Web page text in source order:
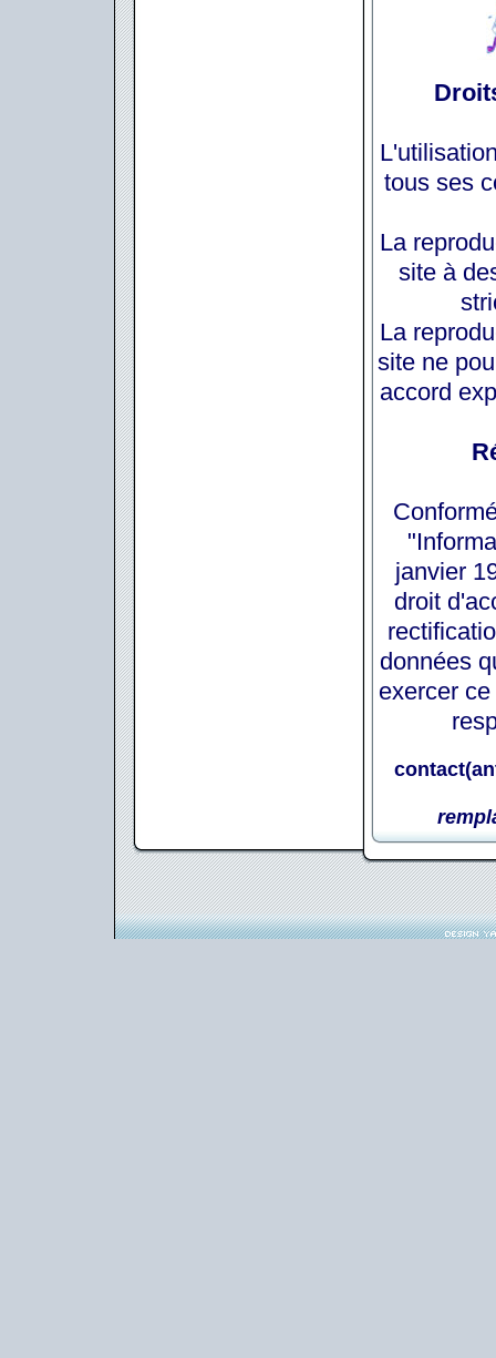
tous ses
La
site à
La
site ne
accord
janvier
droit
données
exercer
contact